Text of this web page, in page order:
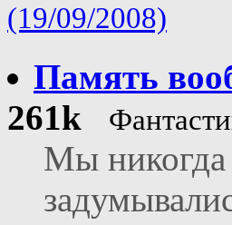
(19/09/2008)
Память
261k
Мы никогда